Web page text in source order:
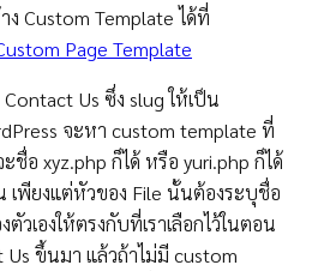
ง Custom Template ได้ที่
Page Template
Us ซึ่ง slug ให้เป็น
จะหา custom template ที่
ะชื่อ xyz.php ก็ได้ หรือ yuri.php ก็ได้
เพียงแต่หัวของ File นั้นต้องระบุชื่อ
วเองให้ตรงกับที่เราเลือกไว้ในตอน
Us ขึ้นมา แล้วถ้าไม่มี custom